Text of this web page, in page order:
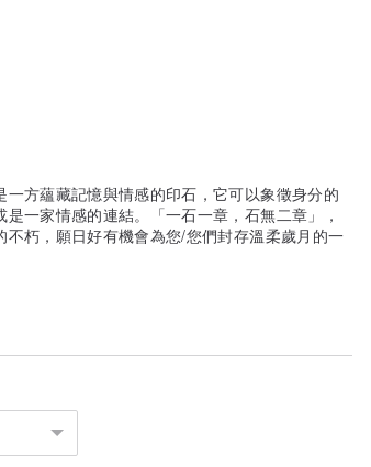
一方蘊藏記憶與情感的印石，它可以象徵身分的
一家情感的連結。「一石一章，石無二章」，
朽，願日好有機會為您/您們封存溫柔歲月的一